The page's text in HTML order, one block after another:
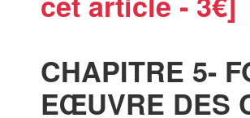
CHAPITRE 5-
EŒUVRE DES